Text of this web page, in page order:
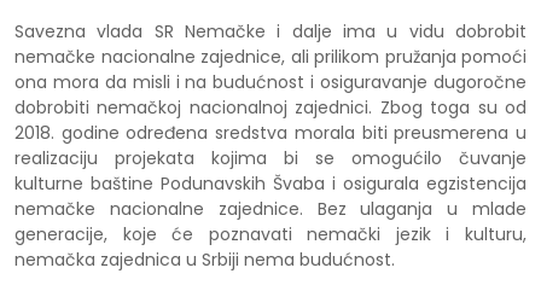
Savezna vlada SR Nemačke i dalje ima u vidu dobrobit
nemačke nacionalne zajednice, ali prilikom pružanja pomoći
ona mora da misli i na budućnost i osiguravanje dugoročne
dobrobiti nemačkoj nacionalnoj zajednici. Zbog toga su od
2018. godine određena sredstva morala biti preusmerena u
realizaciju projekata kojima bi se omogućilo čuvanje
kulturne baštine Podunavskih Švaba i osigurala egzistencija
nemačke nacionalne zajednice. Bez ulaganja u mlade
generacije, koje će poznavati nemački jezik i kulturu,
nemačka zajednica u Srbiji nema budućnost.